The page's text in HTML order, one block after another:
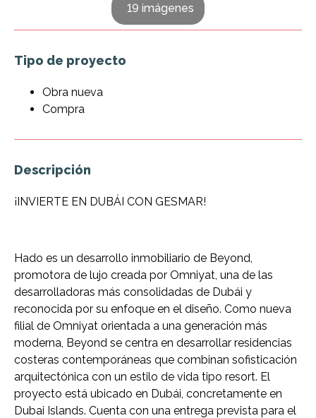
19 imágenes
Tipo de proyecto
Obra nueva
Compra
Descripción
¡INVIERTE EN DUBÁI CON GESMAR!
Hado es un desarrollo inmobiliario de Beyond,
promotora de lujo creada por Omniyat, una de las
desarrolladoras más consolidadas de Dubái y
reconocida por su enfoque en el diseño. Como nueva
filial de Omniyat orientada a una generación más
moderna, Beyond se centra en desarrollar residencias
costeras contemporáneas que combinan sofisticación
arquitectónica con un estilo de vida tipo resort. El
proyecto está ubicado en Dubái, concretamente en
Dubai Islands. Cuenta con una entrega prevista para el